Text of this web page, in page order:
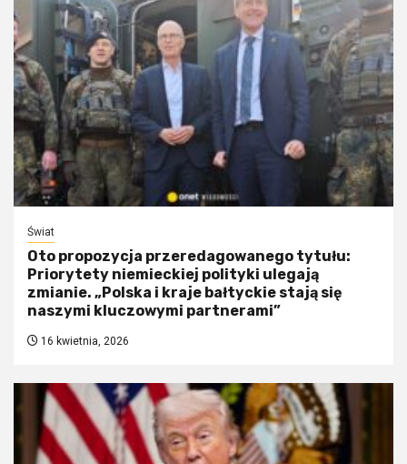
Świat
Oto propozycja przeredagowanego tytułu:
Priorytety niemieckiej polityki ulegają
zmianie. „Polska i kraje bałtyckie stają się
naszymi kluczowymi partnerami”
16 kwietnia, 2026